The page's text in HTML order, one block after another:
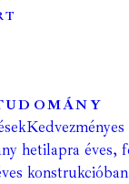
hetilapra éves,